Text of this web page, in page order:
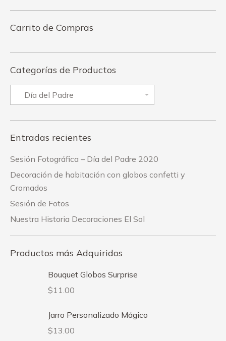
Carrito de Compras
Categorías de Productos
Entradas recientes
Sesión Fotográfica – Día del Padre 2020
Decoración de habitación con globos confetti y
Cromados
Sesión de Fotos
Nuestra Historia Decoraciones El Sol
Productos más Adquiridos
Bouquet Globos Surprise
$11.00
Jarro Personalizado Mágico
$13.00